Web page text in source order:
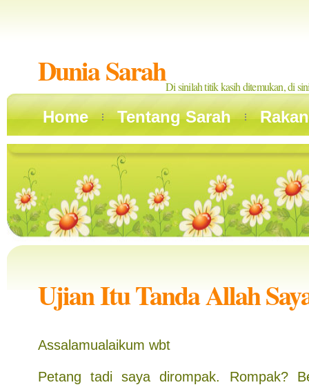
Dunia SarahDi sinilah titik kasih ditemukan, di
Home Tentang Sarah
Ujian Itu Tanda Allah
Assalamualaikum wbt
Petang tadi saya dirompak. Rompak?